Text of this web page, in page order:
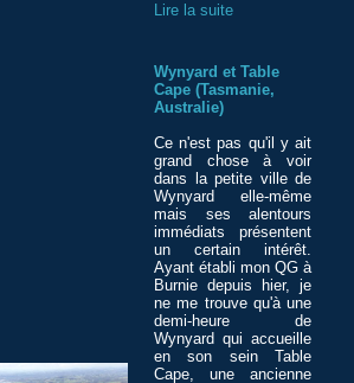
Lire la suite
Wynyard et Table
Cape (Tasmanie,
Australie)
Ce n'est pas qu'il y ait
grand chose à voir
dans la petite ville de
Wynyard elle-même
mais ses alentours
immédiats présentent
un certain intérêt.
Ayant établi mon QG à
Burnie depuis hier, je
ne me trouve qu'à une
demi-heure de
Wynyard qui accueille
en son sein Table
Cape, une ancienne